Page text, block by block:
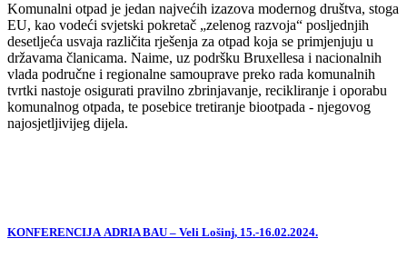
Komunalni otpad je jedan najvećih izazova modernog društva, stoga
EU, kao vodeći svjetski pokretač „zelenog razvoja“ posljednjih
desetljeća usvaja različita rješenja za otpad koja se primjenjuju u
državama članicama. Naime, uz podršku Bruxellesa i nacionalnih
vlada područne i regionalne samouprave preko rada komunalnih
tvrtki nastoje osigurati pravilno zbrinjavanje, recikliranje i oporabu
komunalnog otpada, te posebice tretiranje biootpada - njegovog
najosjetljivijeg dijela.
KONFERENCIJA ADRIA BAU – Veli Lošinj, 15.-16.02.2024.